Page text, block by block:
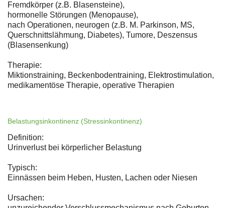
Fremdkörper (z.B. Blasensteine),
hormonelle Störungen (Menopause),
nach Operationen, neurogen (z.B. M. Parkinson, MS,
Querschnittslähmung, Diabetes), Tumore, Deszensus
(Blasensenkung)
Therapie:
Miktionstraining, Beckenbodentraining, Elektrostimulation,
medikamentöse Therapie, operative Therapien
Belastungsinkontinenz (Stressinkontinenz)
Definition:
Urinverlust bei körperlicher Belastung
Typisch:
Einnässen beim Heben, Husten, Lachen oder Niesen
Ursachen: